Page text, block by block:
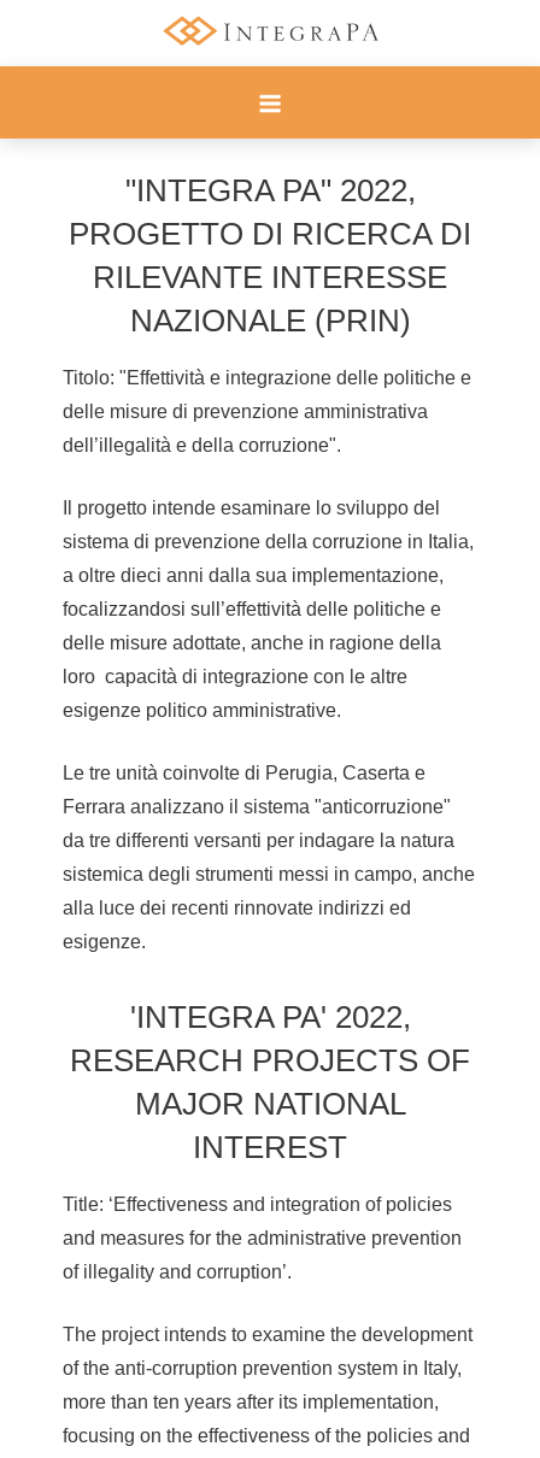
Progetto INTEGRA
"INTEGRA PA" 2022,
PROGETTO DI RICERCA DI
RILEVANTE INTERESSE
NAZIONALE (PRIN)
Titolo: "Effettività e integrazione delle politiche e
delle misure di prevenzione amministrativa
dell’illegalità e della corruzione".
Il progetto intende esaminare lo sviluppo del
sistema di prevenzione della corruzione in Italia,
a oltre dieci anni dalla sua implementazione,
focalizzandosi sull’effettività delle politiche e
delle misure adottate, anche in ragione della
loro capacità di integrazione con le altre
esigenze politico amministrative.
Le tre unità coinvolte di Perugia, Caserta e
Ferrara analizzano il sistema "anticorruzione"
da tre differenti versanti per indagare la natura
sistemica degli strumenti messi in campo, anche
alla luce dei recenti rinnovate indirizzi ed
esigenze.
'INTEGRA PA' 2022,
RESEARCH PROJECTS OF
MAJOR NATIONAL
INTEREST
Title: ‘Effectiveness and integration of policies
and measures for the administrative prevention
of illegality and corruption’.
The project intends to examine the development
of the anti-corruption prevention system in Italy,
more than ten years after its implementation,
focusing on the effectiveness of the policies and